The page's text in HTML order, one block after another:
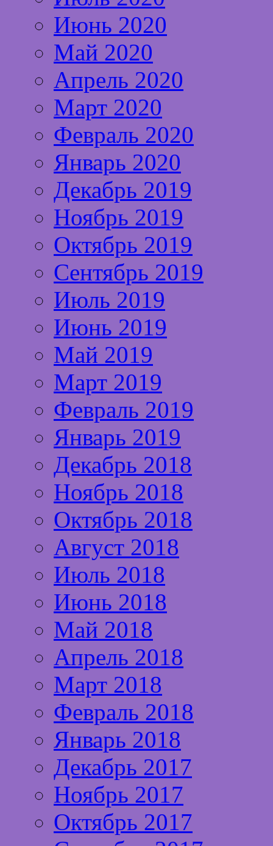
Июнь 2020
Май 2020
Апрель 2020
Март 2020
Февраль 2020
Январь 2020
Декабрь 2019
Ноябрь 2019
Октябрь 2019
Сентябрь 2019
Июль 2019
Июнь 2019
Май 2019
Март 2019
Февраль 2019
Январь 2019
Декабрь 2018
Ноябрь 2018
Октябрь 2018
Август 2018
Июль 2018
Июнь 2018
Май 2018
Апрель 2018
Март 2018
Февраль 2018
Январь 2018
Декабрь 2017
Ноябрь 2017
Октябрь 2017